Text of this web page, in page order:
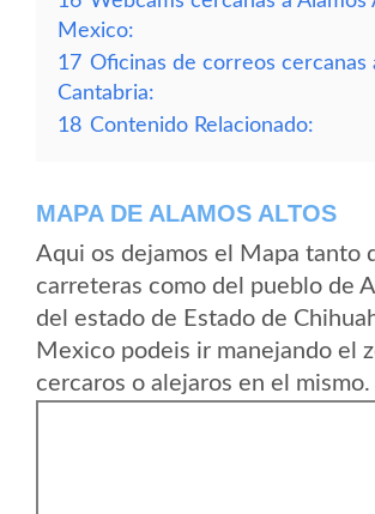
Mexico:
17 Oficinas de correos cercanas
Cantabria:
18 Contenido Relacionado:
MAPA DE ALAMOS ALTOS
Aqui os dejamos el Mapa tanto
carreteras como del pueblo de
del estado de Estado de
Mexico podeis ir manejando el
cercaros o alejaros en el mismo.